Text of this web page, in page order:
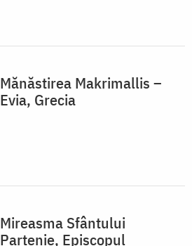
Mănăstirea Makrimallis –
Evia, Grecia
Mireasma Sfântului
Partenie, Episcopul